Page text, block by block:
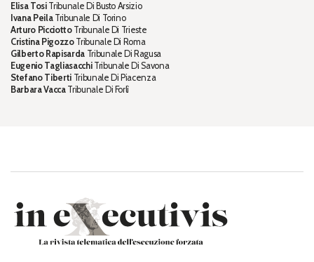
Elisa TosiTribunale Di Busto Arsizio
Ivana PeilaTribunale Di Torino
Arturo PicciottoTribunale Di Trieste
Cristina PigozzoTribunale Di Roma
Gilberto RapisardaTribunale Di Ragusa
Eugenio TagliasacchiTribunale Di Savona
Stefano TibertiTribunale Di Piacenza
Barbara VaccaTribunale Di Forlì